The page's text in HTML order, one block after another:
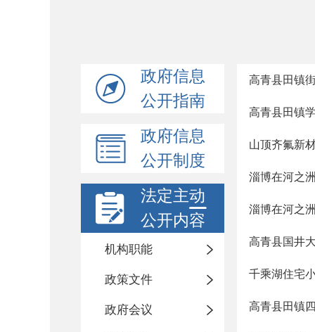
政府信息
公开指南
政府信息
公开制度
法定主动
公开内容
机构职能
政策文件
政府会议
高青县田镇
高青县田镇
山顶齐氟新
淄博在河之
淄博在河之
高青县国井
千乘湖住宅
高青县田镇